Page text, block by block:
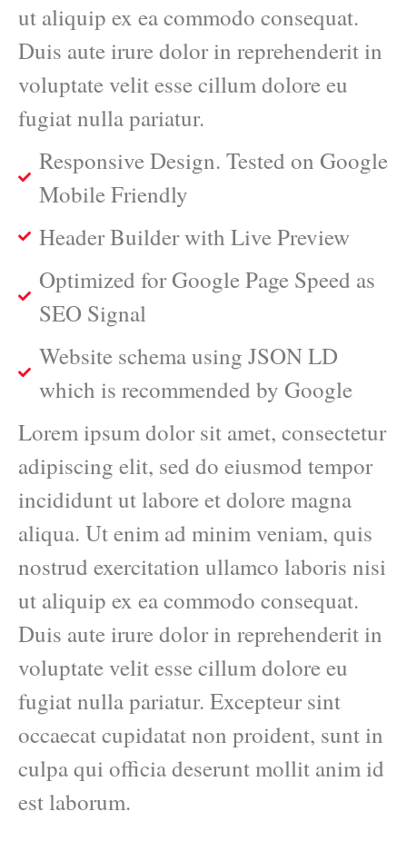
ut aliquip ex ea commodo consequat.
Duis aute irure dolor in reprehenderit in
voluptate velit esse cillum dolore eu
fugiat nulla pariatur.
Responsive Design. Tested on Google
Mobile Friendly
Header Builder with Live Preview
Optimized for Google Page Speed as
SEO Signal
Website schema using JSON LD
which is recommended by Google
Lorem ipsum dolor sit amet, consectetur
adipiscing elit, sed do eiusmod tempor
incididunt ut labore et dolore magna
aliqua. Ut enim ad minim veniam, quis
nostrud exercitation ullamco laboris nisi
ut aliquip ex ea commodo consequat.
Duis aute irure dolor in reprehenderit in
voluptate velit esse cillum dolore eu
fugiat nulla pariatur. Excepteur sint
occaecat cupidatat non proident, sunt in
culpa qui officia deserunt mollit anim id
est laborum.